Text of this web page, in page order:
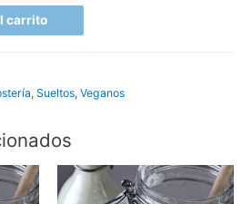
carrito
, Sueltos, Veganos